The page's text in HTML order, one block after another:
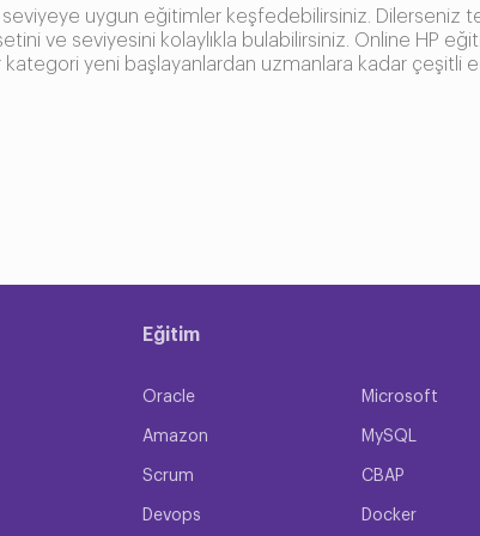
uygun eğitimler keşfedebilirsiniz. Dilerseniz
ve seviyesini kolaylıkla bulabilirsiniz. Online HP
yeni başlayanlardan uzmanlara kadar çeşitli
Aynı anda birden çok eğitim de alabilirsiniz.
bir yazılımcı veya IT uzmanı olabilirsiniz.
Eğitim
Oracle Microsoft
Amazon MySQL
Scrum CBAP
Devops Docker